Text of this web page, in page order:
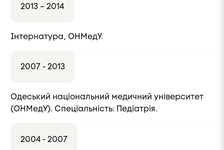
2013 – 2014
Інтернатура, ОНМедУ.
2007 - 2013
Одеський національний медичний університет
(ОНМедУ). Спеціальність: Педіатрія.
2004 - 2007